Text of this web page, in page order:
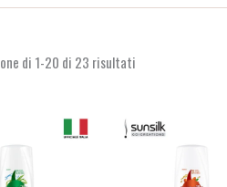
di 1-20 di 23 risultati